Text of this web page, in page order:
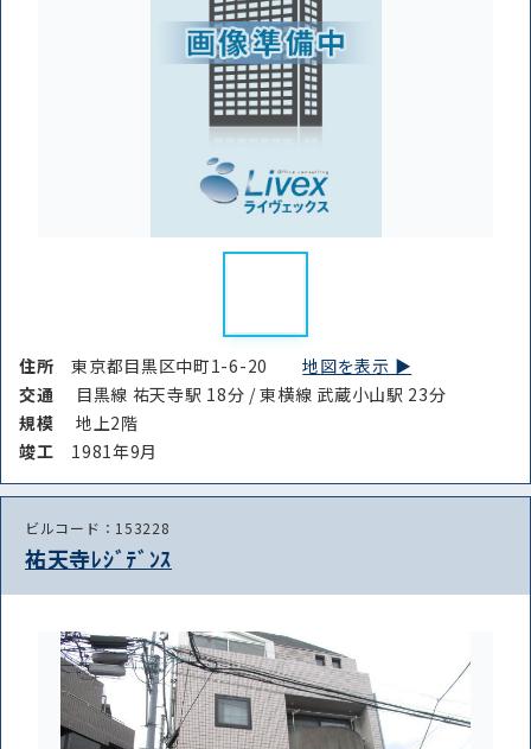
住所東京都目黒区中町1-6-20地図を表示 ▶︎
交通
目黒線 祐天寺駅 18分 / 東横線 武蔵小山駅 23分
規模
地上2階
竣⼯ 1981年9月
ビルコード：153228
祐天寺ﾚｼﾞﾃﾞﾝｽ